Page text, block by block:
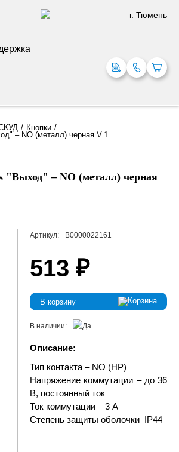
г. Тюмень
Кнопки
– NO (металл) черная V.1
"Выход" – NO (металл) черная
Артикул: В0000022161
513 ₽
В корзину
В наличии:
Описание:
Тип контакта – NO (НР)
Напряжение коммутации – до 36
В, постоянный ток
Ток коммутации – 3 А
Степень защиты оболочки IP44